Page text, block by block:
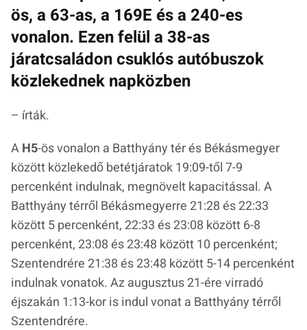
ös, a 63-as, a 169E és a 240-es
vonalon. Ezen felül a 38-as
járatcsaládon csuklós autóbuszok
közlekednek napközben
– írták.
AH5-ös vonalon a Batthyány tér és Békásmegyer
között közlekedő betétjáratok 19:09-től 7-9
percenként indulnak, megnövelt kapacitással. A
Batthyány térről Békásmegyerre 21:28 és 22:33
között 5 percenként, 22:33 és 23:08 között 6-8
percenként, 23:08 és 23:48 között 10 percenként;
Szentendrére 21:38 és 23:48 között 5-14 percenként
indulnak vonatok. Az augusztus 21-ére virradó
éjszakán 1:13-kor is indul vonat a Batthyány térről
Szentendrére.